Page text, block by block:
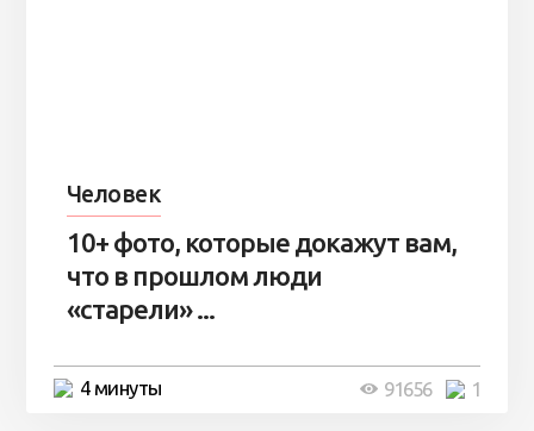
Человек
10+ фото, которые докажут вам,
что в прошлом люди
«старели» ...
4 минуты 1
91656